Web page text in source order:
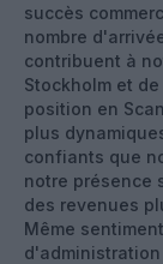
succès
nombre
contribuent à
Stockholm et
position en
plus
confiants que
notre présence
des revenues
Même